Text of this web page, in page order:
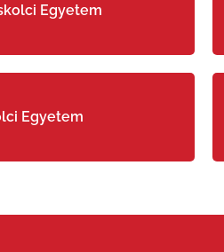
Egyetem
Egyetem